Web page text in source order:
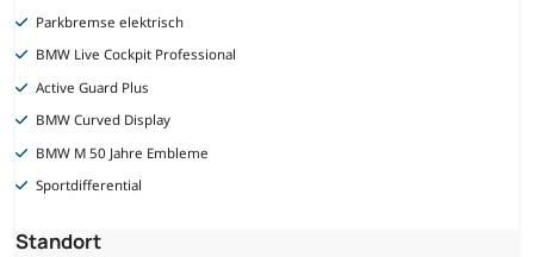
Parkbremse elektrisch
BMW Live Cockpit Professional
Active Guard Plus
BMW Curved Display
BMW M 50 Jahre Embleme
Sportdifferential
Standort